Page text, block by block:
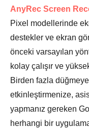
AnyRec Screen
Pixel modellerinde
destekler ve ekran
önceki varsayılan
kolay çalışır ve
Birden fazla
etkinleştirmenize,
yapmanız gereken
herhangi bir